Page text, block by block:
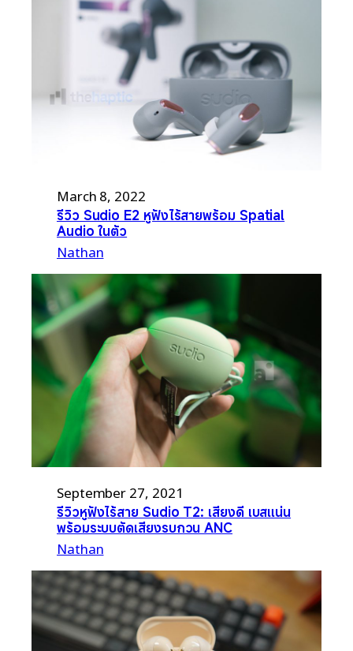
March 8, 2022
รีวิว Sudio E2 หูฟังไร้สายพร้อม Spatial
Audio ในตัว
Nathan
September 27, 2021
รีวิวหูฟังไร้สาย Sudio T2: เสียงดี เบสแน่น
พร้อมระบบตัดเสียงรบกวน ANC
Nathan